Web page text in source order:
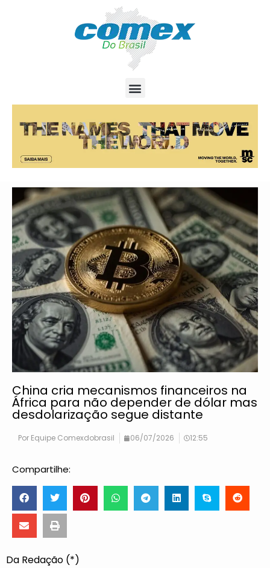
China cria mecanismos financeiros na
África para não depender de dólar mas
desdolarização segue distante
Por Equipe Comexdobrasil 06/07/2026 12:55
Compartilhe:
Da Redação (*)